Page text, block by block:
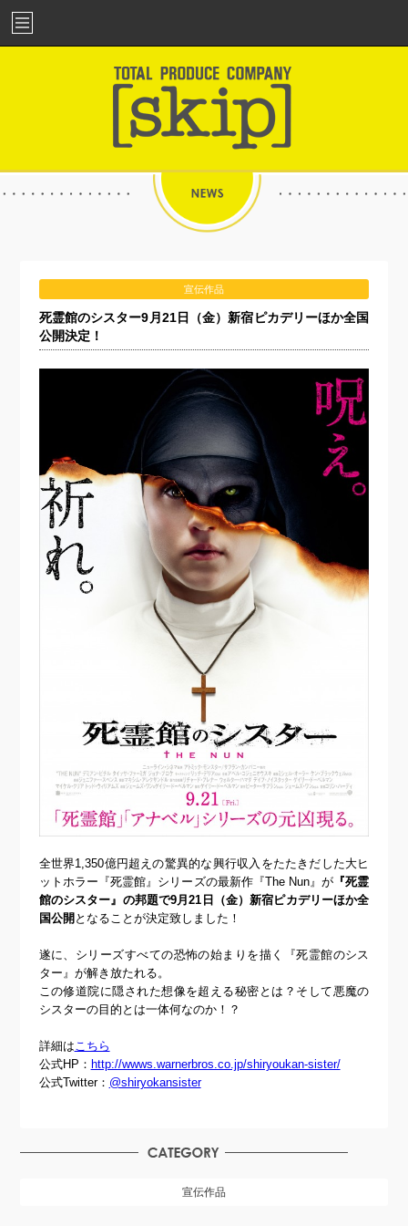
宣伝作品
死霊館のシスター9月21日（金）新宿ピカデリーほか全国
公開決定！
全世界1,350億円超えの驚異的な興行収入をたたきだした大ヒ
ットホラー『死霊館』シリーズの最新作『The Nun』が 『死霊
館のシスター』の邦題で9月21日（金）新宿ピカデリーほか全
国公開 となることが決定致しました！
遂に、シリーズすべての恐怖の始まりを描く『死霊館のシス
ター』が解き放たれる。
この修道院に隠された想像を超える秘密とは？そして悪魔の
シスターの目的とは一体何なのか！？
詳細はこちら
公式HP： http://wwws.warnerbros.co.jp/shiryoukan-sister/
公式Twitter： @shiryokansister
宣伝作品